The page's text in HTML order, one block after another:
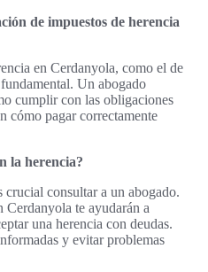
de impuestos de herencia
en Cerdanyola, como el de
Un abogado
cumplir con las obligaciones
cómo pagar correctamente
la herencia?
crucial consultar a un abogado.
Cerdanyola te ayudarán a
una herencia con deudas.
y evitar problemas